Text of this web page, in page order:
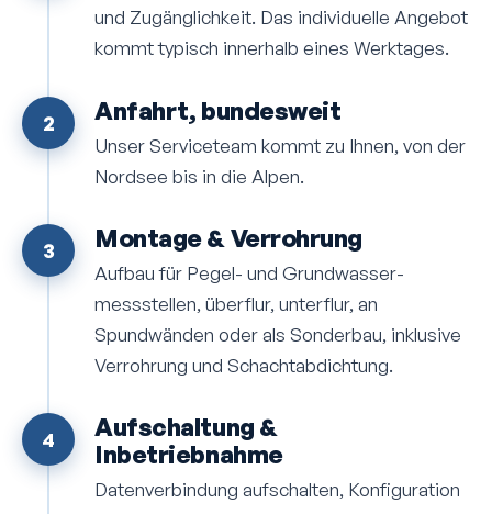
und Zugänglichkeit. Das individuelle Angebot
kommt typisch innerhalb eines Werktages.
2 Anfahrt, bundesweit
Unser Serviceteam kommt zu Ihnen, von der
Nordsee bis in die Alpen.
3 Montage & Verrohrung
Aufbau für Pegel- und Grundwasser­
messstellen, überflur, unterflur, an
Spundwänden oder als Sonderbau, inklusive
Verrohrung und Schacht­abdichtung.
4
Aufschaltung &
Inbetriebnahme
Daten­verbindung aufschalten, Konfiguration